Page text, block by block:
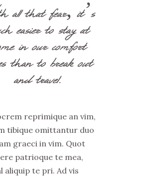
all that fear, it’s
easier to stay at
in our comfort
than to break out
and travel.
reprimique an vim,
tibique omittantur duo
graeci in vim. Quot
patrioque te mea,
aliquip te pri. Ad vis